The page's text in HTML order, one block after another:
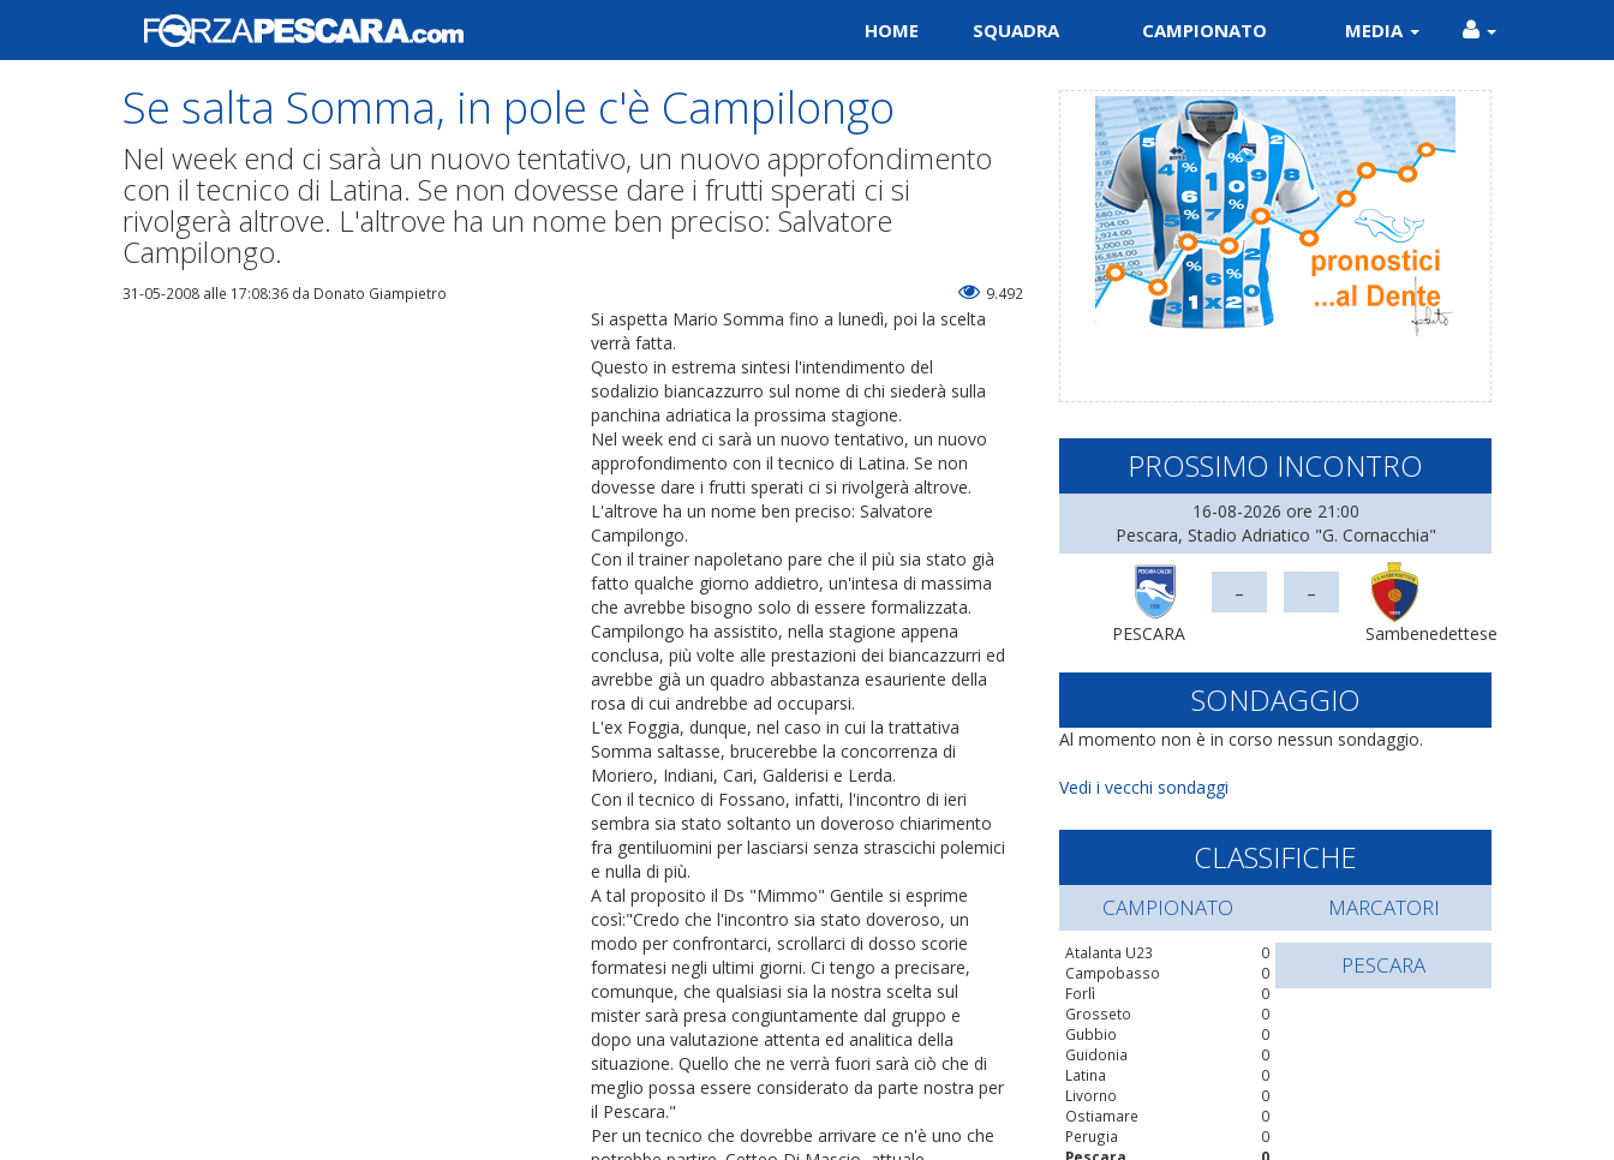
HOME SQUADRA CAMPIONATO MEDIA
Se salta Somma, in pole c'è Campilongo
Nel week end ci sarà un nuovo tentativo, un nuovo approfondimento
con il tecnico di Latina. Se non dovesse dare i frutti sperati ci si
rivolgerà altrove. L'altrove ha un nome ben preciso: Salvatore
Campilongo.
31-05-2008 alle 17:08:36 da Donato Giampietro 9.492
Si aspetta Mario Somma fino a lunedì, poi la scelta
verrà fatta.
Questo in estrema sintesi l'intendimento del
sodalizio biancazzurro sul nome di chi siederà sulla
panchina adriatica la prossima stagione.
Nel week end ci sarà un nuovo tentativo, un nuovo
approfondimento con il tecnico di Latina. Se non
dovesse dare i frutti sperati ci si rivolgerà altrove.
L'altrove ha un nome ben preciso: Salvatore
Campilongo.
Con il trainer napoletano pare che il più sia stato già
fatto qualche giorno addietro, un'intesa di massima
che avrebbe bisogno solo di essere formalizzata.
Campilongo ha assistito, nella stagione appena
conclusa, più volte alle prestazioni dei biancazzurri ed
avrebbe già un quadro abbastanza esauriente della
rosa di cui andrebbe ad occuparsi.
L'ex Foggia, dunque, nel caso in cui la trattativa
Somma saltasse, brucerebbe la concorrenza di
Moriero, Indiani, Cari, Galderisi e Lerda.
Con il tecnico di Fossano, infatti, l'incontro di ieri
sembra sia stato soltanto un doveroso chiarimento
fra gentiluomini per lasciarsi senza strascichi polemici
e nulla di più.
A tal proposito il Ds "Mimmo" Gentile si esprime
così:"Credo che l'incontro sia stato doveroso, un
modo per confrontarci, scrollarci di dosso scorie
formatesi negli ultimi giorni. Ci tengo a precisare,
comunque, che qualsiasi sia la nostra scelta sul
mister sarà presa congiuntamente dal gruppo e
dopo una valutazione attenta ed analitica della
situazione. Quello che ne verrà fuori sarà ciò che di
meglio possa essere considerato da parte nostra per
il Pescara."
Per un tecnico che dovrebbe arrivare ce n'è uno che
PROSSIMO INCONTRO
16-08-2026 ore 21:00
Pescara, Stadio Adriatico "G. Cornacchia"
PESCARA
- -
Sambenedettese
SONDAGGIO
Al momento non è in corso nessun sondaggio.
Vedi i vecchi sondaggi
CLASSIFICHE
CAMPIONATO
0
Atalanta U23
0
Campobasso
0
Forlì
0
Grosseto
0
Gubbio
0
Guidonia
0
Latina
0
Livorno
0
Ostiamare
0
Perugia
MARCATORI
PESCARA